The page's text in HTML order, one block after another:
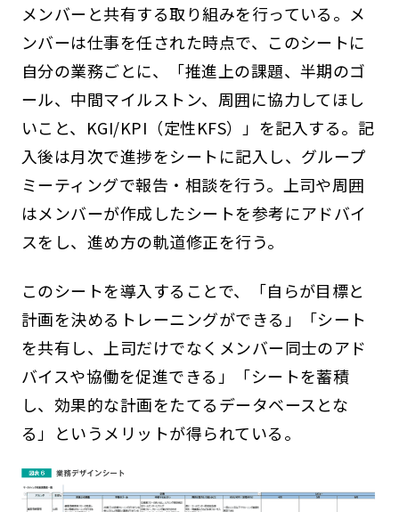
メンバーと共有する取り組みを行っている。メ
ンバーは仕事を任された時点で、このシートに
自分の業務ごとに、「推進上の課題、半期のゴ
ール、中間マイルストン、周囲に協力してほし
いこと、KGI/KPI（定性KFS）」を記入する。記
入後は月次で進捗をシートに記入し、グループ
ミーティングで報告・相談を行う。上司や周囲
はメンバーが作成したシートを参考にアドバイ
スをし、進め方の軌道修正を行う。
このシートを導入することで、「自らが目標と
計画を決めるトレーニングができる」「シート
を共有し、上司だけでなくメンバー同士のアド
バイスや協働を促進できる」「シートを蓄積
し、効果的な計画をたてるデータベースとな
る」というメリットが得られている。